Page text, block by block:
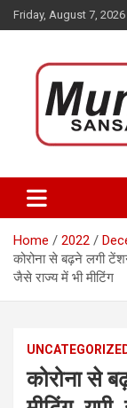
Skip
to
Friday, August 7, 2026
Mumbai
time updates on
Home 2022
कोरोना से बढ़ने लगी
जैसे राज्य में भी मीटिंग
कोरोना से